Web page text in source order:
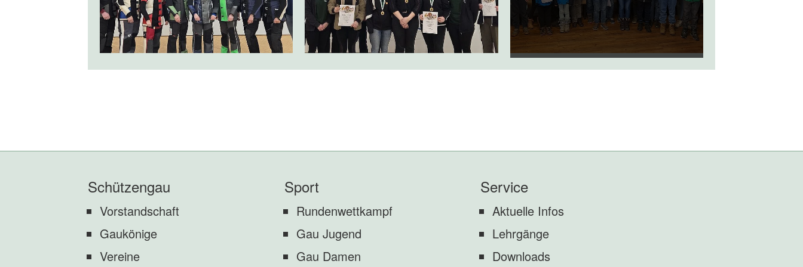
Schützengau
Vorstandschaft
Gaukönige
Vereine
Sport
Rundenwettkampf
Gau Jugend
Gau Damen
Service
Aktuelle Infos
Lehrgänge
Downloads